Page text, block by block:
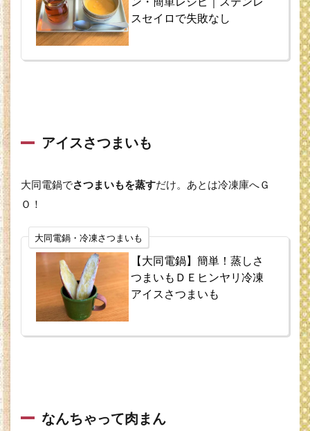
スセイロで失敗なし
アイスさつまいも
大同電鍋でさつまいもを蒸すだけ。あとは冷凍庫へＧ
Ｏ！
大同電鍋・冷凍さつまいも
【大同電鍋】簡単！蒸しさ
つまいもＤＥヒンヤリ冷凍
アイスさつまいも
なんちゃって肉まん